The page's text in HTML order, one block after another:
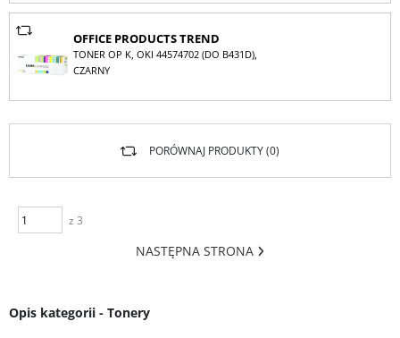
OFFICE PRODUCTS TREND
TONER OP K, OKI 44574702 (DO B431D),
CZARNY
z 3
PORÓWNAJ PRODUKTY (0)
NASTĘPNA STRONA
Opis kategorii - Tonery